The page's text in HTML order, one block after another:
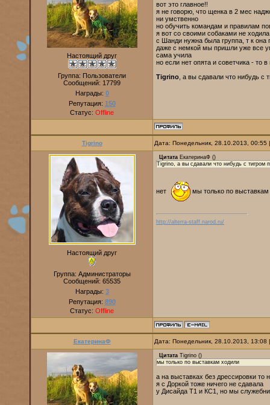
Настоящий друг
Группа: Пользователи
Сообщений: 17799
Награды: 0
Репутация: 150
Статус: Offline
вот это главное!!
я не говорю, что щенка в 2 мес
ни умственно
но обучить командам и правилам
я вот со своими собаками не
с Шанди нужна была группа, т к она
даже с немкой мы пришли уже все
сама учила
но если нет опята и советчика - то
Tigrino , а вы сдавали что нибудь с
Tigrino Дата: Понедельник, 28.10.2013,
Настоящий друг
Группа: Администраторы
Сообщений: 65535
Награды: 3
Репутация: 890
Статус: Offline
Цитата ЕкатеринаФ ()
Tigrino, а вы сдавали что нибудь с тигром
нет мы только по
http://alterra-staff.narod.ru/
ЕкатеринаФ Дата: Понедельник, 28.10.2013,
Цитата Tigrino ()
мы только по выставкам ходили
а на выставках без дрессировки то
я с Доркой тоже ничего не сдавала
у Дисайда Т1 и КС1, но мы